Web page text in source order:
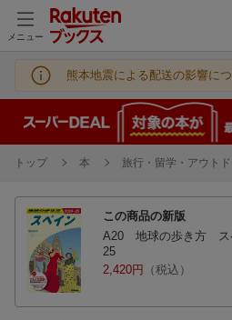
メニュー
熊本地震による配送の影響に
トップ 本 旅行・留学・アウト
この商品の新版
A20 地球の歩き方 ス
25
2,420円
（税込）